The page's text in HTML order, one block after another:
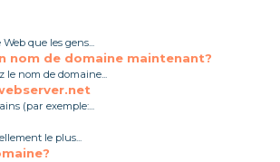
que les gens...
nom de domaine maintenant?
le nom de domaine...
(par exemple:...
le plus...